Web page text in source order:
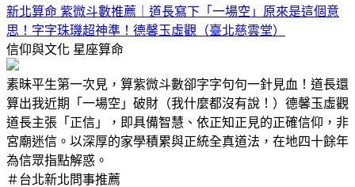
新北算命 紫微斗數推薦｜道長寫下「一場空」原來是這個意
思！字字珠璣超神準！德馨玉虛觀（臺北慈雲堂）
信仰與文化 星座算命
素昧平生第一次見，算紫微斗數卻字字句句一針見血！道長還
算出我近期「一場空」破財（我什麼都沒有說！）德馨玉虛觀
道長主張「正信」，即具備智慧、依正知正見的正確信仰，非
宮廟迷信。以深厚的家學積累與正統全真道法，在地四十餘年
為信眾指點解惑。
＃台北新北問事推薦